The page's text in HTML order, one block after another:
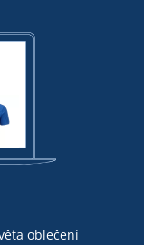
oblečení